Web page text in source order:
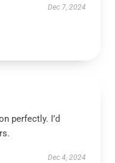
Dec 7, 2024
perfectly. I’d
Dec 4, 2024